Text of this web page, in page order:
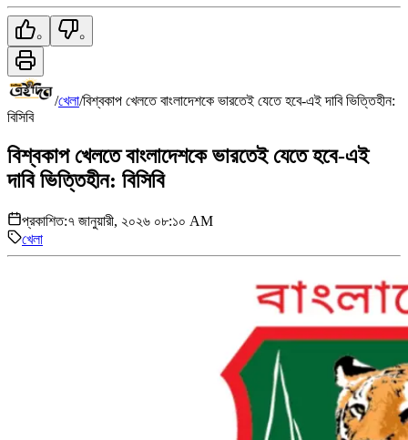
০ ০
/খেলা/বিশ্বকাপ খেলতে বাংলাদেশকে ভারতেই যেতে হবে-এই দাবি ভিত্তিহীন:
বিসিবি
বিশ্বকাপ খেলতে বাংলাদেশকে ভারতেই যেতে হবে-এই
দাবি ভিত্তিহীন: বিসিবি
প্রকাশিত:৭ জানুয়ারী, ২০২৬ ০৮:১০ AM
খেলা